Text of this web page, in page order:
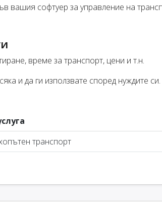
вашия софтуер за управление на
време за транспорт, цени и т.н.
и да ги използвате според нуждите си.
транспорт